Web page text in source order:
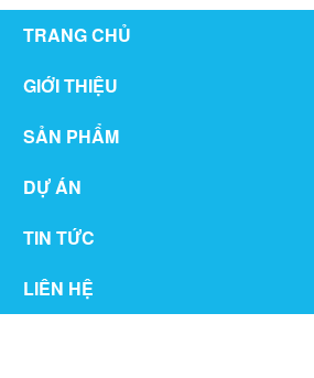
TRANG CHỦ
GIỚI THIỆU
SẢN PHẨM
DỰ ÁN
TIN TỨC
LIÊN HỆ